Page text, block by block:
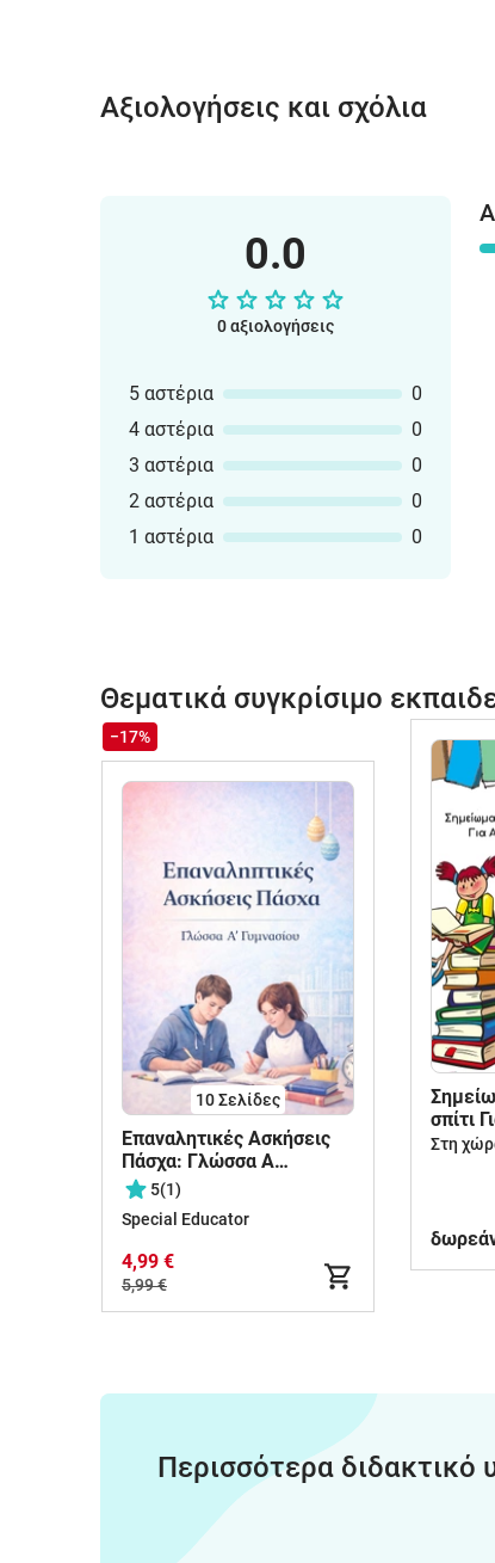
Αξιολογήσεις και σχόλια
0.0
0 αξιολογήσεις
5 αστέρια
0
4 αστέρια
0
3 αστέρια
0
2 αστέρια
0
1 αστέρια
0
Θεματικά συγκρίσιμο
−17%
10Σελίδες
Επαναλητικές Ασκήσεις
Πάσχα: Γλώσσα Α
Γυμνασίου
5(1)
Special Educator
4,99 €
5,99 €
σπίτι
Στη
Περισσότερα διδακτικό